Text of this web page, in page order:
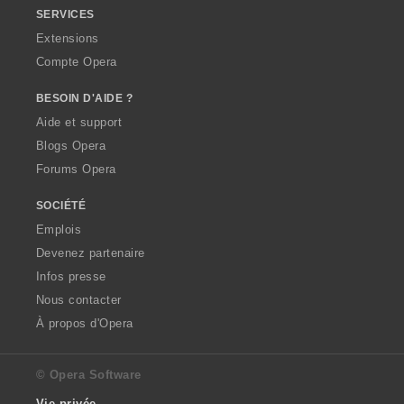
SERVICES
Extensions
Compte Opera
BESOIN D'AIDE ?
Aide et support
Blogs Opera
Forums Opera
SOCIÉTÉ
Emplois
Devenez partenaire
Infos presse
Nous contacter
À propos d'Opera
© Opera Software